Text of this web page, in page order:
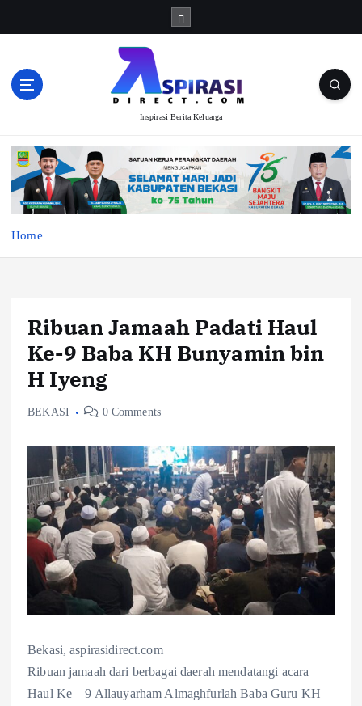
Inspirasi Berita Keluarga
Home
Ribuan Jamaah Padati Haul
Ke-9 Baba KH Bunyamin bin
H Iyeng
BEKASI 0 Comments
Bekasi, aspirasidirect.com
Ribuan jamaah dari berbagai daerah mendatangi acara
Haul Ke – 9 Allauyarham Almaghfurlah Baba Guru KH